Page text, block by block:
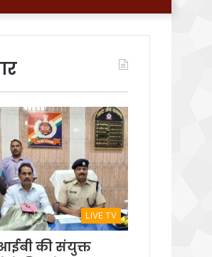
LIVE TV
की संयुक्त